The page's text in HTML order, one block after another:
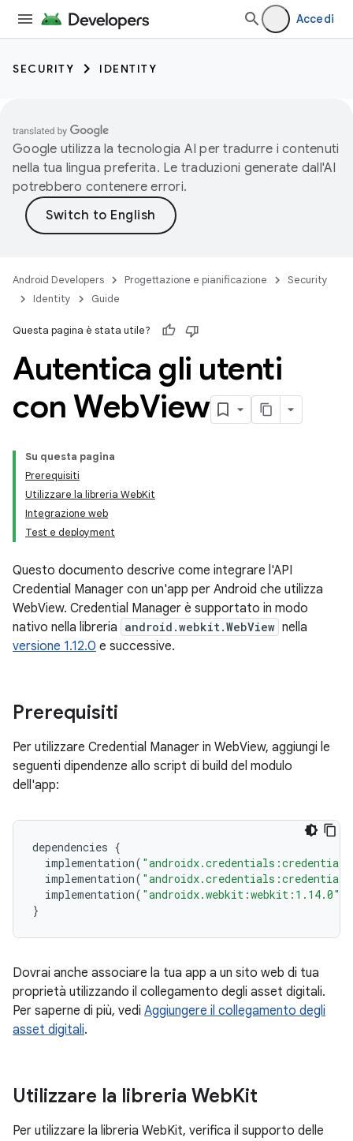
Accedi
SECURITY IDENTITY
Google utilizza la tecnologia AI per tradurre i contenuti
nella tua lingua preferita. Le traduzioni generate dall'AI
potrebbero contenere errori.
Android Developers Progettazione e pianificazione
Security
Identity
Guide
Questa pagina è stata utile?
Autentica gli utenti
con WebView
Su questa pagina
Prerequisiti
Utilizzare la libreria WebKit
Integrazione web
Test e deployment
Questo documento descrive come integrare l'API
Credential Manager con un'app per Android che utilizza
WebView. Credential Manager è supportato in modo
nativo nella libreria android.webkit.WebView nella
versione 1.12.0 e successive.
Prerequisiti
Per utilizzare Credential Manager in WebView, aggiungi le
seguenti dipendenze allo script di build del modulo
dell'app:
dependencies {
implementation(
implementation(
implementation( "androidx.webkit:webkit:1.14.0"
}
Dovrai anche associare la tua app a un sito web di tua
proprietà utilizzando il collegamento degli asset digitali.
Per saperne di più, vedi Aggiungere il collegamento degli
asset digitali.
Utilizzare la libreria WebKit
Per utilizzare la libreria WebKit, verifica il supporto delle